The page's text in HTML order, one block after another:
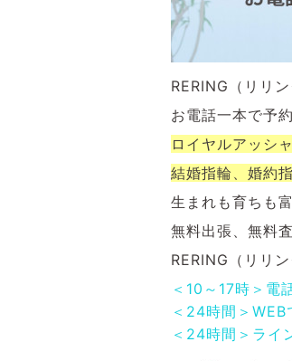
RERING（リリ
お電話一本で予
ロイヤルアッシ
結婚指輪、婚約
生まれも育ちも
無料出張、無料
RERING（リリ
＜10～17時＞電
＜24時間＞WEB
＜24時間＞ライ